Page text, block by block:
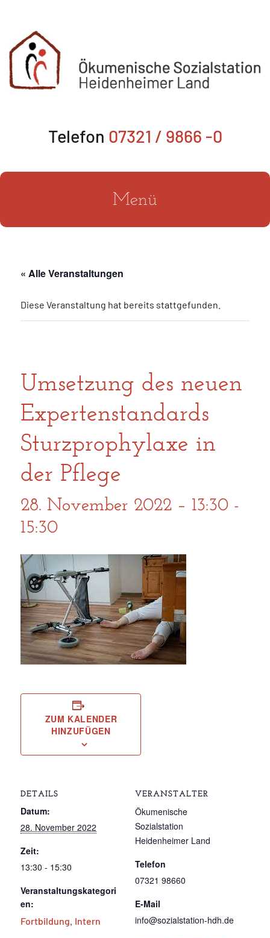
Inhalt
springen
Telefon 07321 / 9866 -0
Menü
« Alle Veranstaltungen
Diese Veranstaltung hat bereits stattgefunden.
Umsetzung des neuen
Expertenstandards
Sturzprophylaxe in
der Pflege
28. November 2022 – 13:30 -
15:30
ZUM KALENDER
HINZUFÜGEN
DETAILS
Datum:
28. November 2022
Zeit:
13:30 - 15:30
Veranstaltungskategori
en:
Fortbildung, Intern
VERANSTALTER
Ökumenische
Sozialstation
Heidenheimer Land
Telefon
07321 98660
E-Mail
info@sozialstation-hdh.de